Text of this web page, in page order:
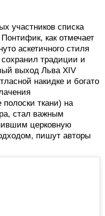
участников списка
как отмечает
аскетичного стиля
традиции и
выход Льва XIV
накидке и богато
ткани) на
стал важным
церковную
пишут авторы